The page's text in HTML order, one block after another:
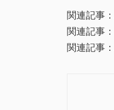
関連記事：
関連記事：
関連記事：